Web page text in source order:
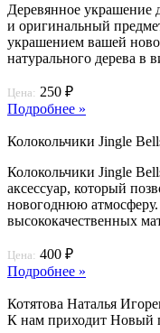
Деревянное украшение
и оригинальный
украшением вашей
натурального дерева в
Цена: 250 ₽
Подробнее »
Колокольчики Jingle
Колокольчики Jingle
аксессуар, который
новогоднюю
высококачественных
Цена: 400 ₽
Подробнее »
Котятова Наталья
К нам приходит Новый